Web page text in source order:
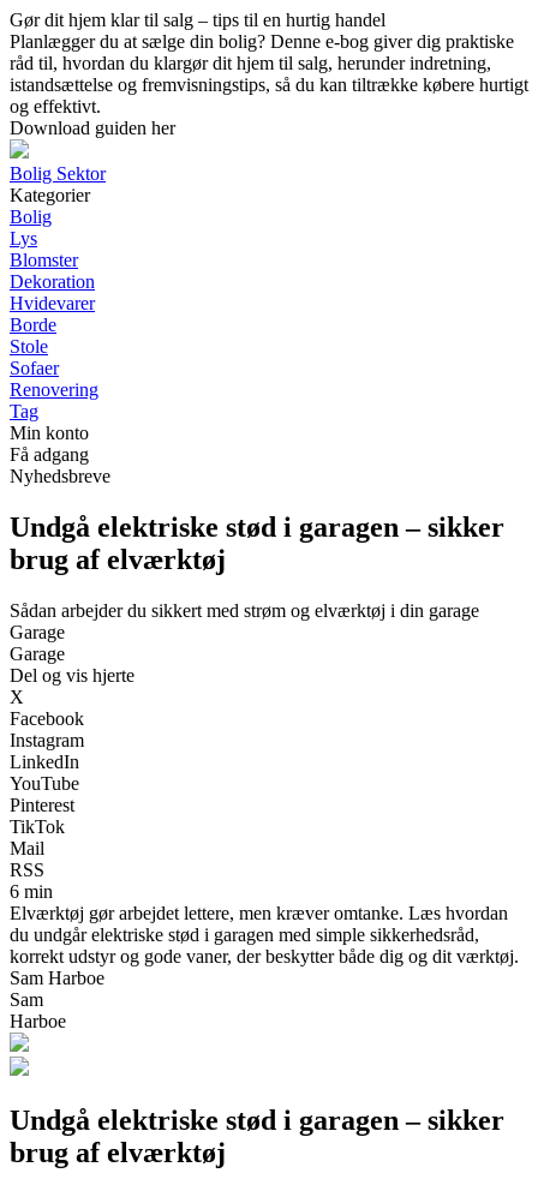
Gør dit hjem klar til salg – tips til en hurtig handel
Planlægger du at sælge din bolig? Denne e-bog giver dig praktiske
råd til, hvordan du klargør dit hjem til salg, herunder indretning,
istandsættelse og fremvisningstips, så du kan tiltrække købere hurtigt
og effektivt.
Download guiden her
Bolig Sektor
Kategorier
Bolig
Lys
Blomster
Dekoration
Hvidevarer
Borde
Stole
Sofaer
Renovering
Tag
Min konto
Få adgang
Nyhedsbreve
Undgå elektriske stød i garagen – sikker
brug af elværktøj
Sådan arbejder du sikkert med strøm og elværktøj i din garage
Garage
Garage
Del og vis hjerte
X
Facebook
Instagram
LinkedIn
YouTube
Pinterest
TikTok
Mail
RSS
6 min
Elværktøj gør arbejdet lettere, men kræver omtanke. Læs hvordan
du undgår elektriske stød i garagen med simple sikkerhedsråd,
korrekt udstyr og gode vaner, der beskytter både dig og dit værktøj.
Sam Harboe
Sam
Harboe
Undgå elektriske stød i garagen – sikker
brug af elværktøj